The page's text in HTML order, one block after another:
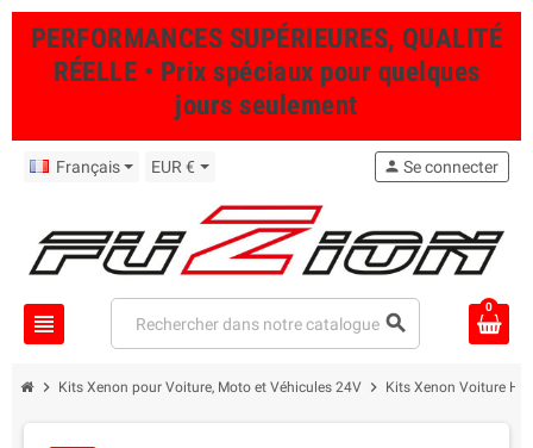
PERFORMANCES SUPÉRIEURES, QUALITÉ
RÉELLE • Prix spéciaux pour quelques
jours seulement
Français EUR €
view_headline search
person Se connecter
0
chevron_right Kits Xenon pour Voiture, Moto et Véhicules 24V chevron_right Kits Xenon Voiture